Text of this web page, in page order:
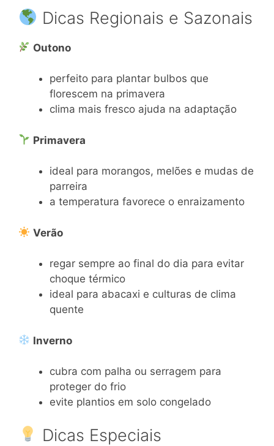
Dicas Regionais e Sazonais
Outono
perfeito para plantar bulbos que
florescem na primavera
clima mais fresco ajuda na adaptação
Primavera
ideal para morangos, melões e mudas de
parreira
a temperatura favorece o enraizamento
Verão
regar sempre ao final do dia para evitar
choque térmico
ideal para abacaxi e culturas de clima
quente
Inverno
cubra com palha ou serragem para
proteger do frio
evite plantios em solo congelado
Dicas Especiais